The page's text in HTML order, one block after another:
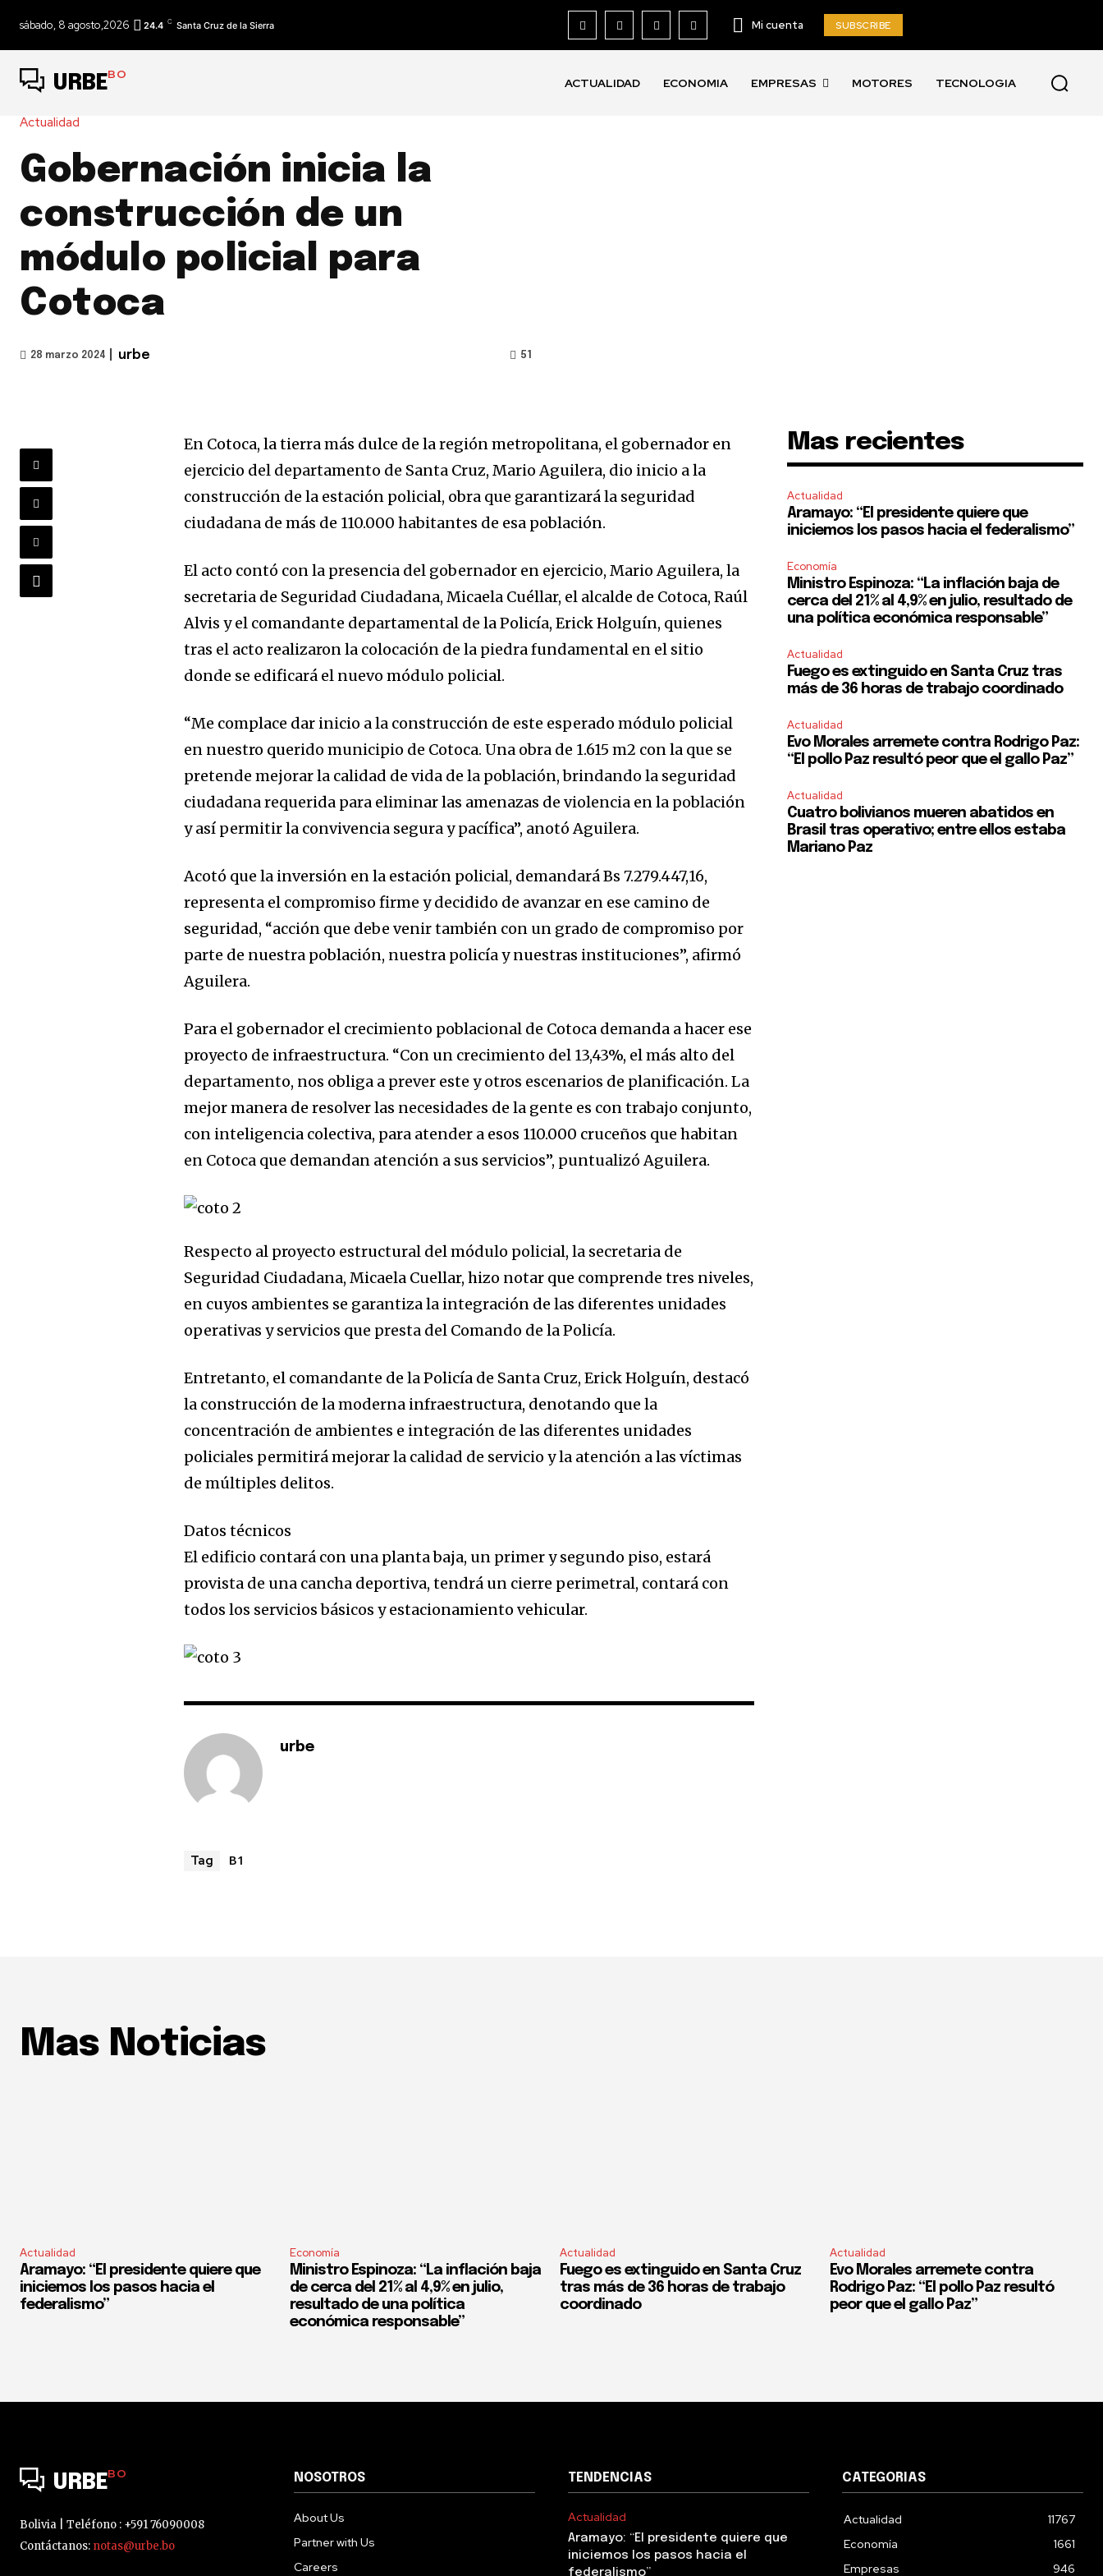
sábado, 8 agosto,2026 24.4 C Santa Cruz de la Sierra Mi cuenta SUBSCRIBE
URBEBO
ACTUALIDAD ECONOMIA EMPRESAS MOTORES TECNOLOGIA
Actualidad
Gobernación inicia la
construcción de un
módulo policial para
Cotoca
28 marzo 2024 urbe 51
En Cotoca, la tierra más dulce de la región metropolitana, el gobernador en
ejercicio del departamento de Santa Cruz, Mario Aguilera, dio inicio a la
construcción de la estación policial, obra que garantizará la seguridad
ciudadana de más de 110.000 habitantes de esa población.
El acto contó con la presencia del gobernador en ejercicio, Mario Aguilera, la
secretaria de Seguridad Ciudadana, Micaela Cuéllar, el alcalde de Cotoca, Raúl
Alvis y el comandante departamental de la Policía, Erick Holguín, quienes
tras el acto realizaron la colocación de la piedra fundamental en el sitio
donde se edificará el nuevo módulo policial.
“Me complace dar inicio a la construcción de este esperado módulo policial
en nuestro querido municipio de Cotoca. Una obra de 1.615 m2 con la que se
pretende mejorar la calidad de vida de la población, brindando la seguridad
ciudadana requerida para eliminar las amenazas de violencia en la población
y así permitir la convivencia segura y pacífica”, anotó Aguilera.
Acotó que la inversión en la estación policial, demandará Bs 7.279.447,16,
representa el compromiso firme y decidido de avanzar en ese camino de
seguridad, “acción que debe venir también con un grado de compromiso por
parte de nuestra población, nuestra policía y nuestras instituciones”, afirmó
Aguilera.
Para el gobernador el crecimiento poblacional de Cotoca demanda a hacer ese
proyecto de infraestructura. “Con un crecimiento del 13,43%, el más alto del
departamento, nos obliga a prever este y otros escenarios de planificación. La
mejor manera de resolver las necesidades de la gente es con trabajo conjunto,
con inteligencia colectiva, para atender a esos 110.000 cruceños que habitan
en Cotoca que demandan atención a sus servicios”, puntualizó Aguilera.
Respecto al proyecto estructural del módulo policial, la secretaria de
Seguridad Ciudadana, Micaela Cuellar, hizo notar que comprende tres niveles,
en cuyos ambientes se garantiza la integración de las diferentes unidades
operativas y servicios que presta del Comando de la Policía.
Entretanto, el comandante de la Policía de Santa Cruz, Erick Holguín, destacó
la construcción de la moderna infraestructura, denotando que la
concentración de ambientes e integración de las diferentes unidades
policiales permitirá mejorar la calidad de servicio y la atención a las víctimas
de múltiples delitos.
Datos técnicos
El edificio contará con una planta baja, un primer y segundo piso, estará
provista de una cancha deportiva, tendrá un cierre perimetral, contará con
todos los servicios básicos y estacionamiento vehicular.
urbe
Tag B1
Mas recientes
Actualidad
Aramayo: “El presidente quiere que
iniciemos los pasos hacia el federalismo”
Economía
Ministro Espinoza: “La inflación baja de
cerca del 21% al 4,9% en julio, resultado de
una política económica responsable”
Actualidad
Fuego es extinguido en Santa Cruz tras
más de 36 horas de trabajo coordinado
Actualidad
Evo Morales arremete contra Rodrigo Paz:
“El pollo Paz resultó peor que el gallo Paz”
Actualidad
Cuatro bolivianos mueren abatidos en
Brasil tras operativo; entre ellos estaba
Mariano Paz
Mas Noticias
Actualidad
Aramayo: “El presidente quiere que
iniciemos los pasos hacia el
federalismo”
Economía
Ministro Espinoza: “La inflación baja
de cerca del 21% al 4,9% en julio,
resultado de una política
económica responsable”
Actualidad
Fuego es extinguido en Santa Cruz
tras más de 36 horas de trabajo
coordinado
Actualidad
Evo Morales arremete contra
Rodrigo Paz: “El pollo Paz resultó
peor que el gallo Paz”
URBEBO
Bolivia | Teléfono : +591 76090008
Contáctanos: notas@urbe.bo
NOSOTROS
About Us
Partner with Us
Careers
TENDENCIAS
Actualidad
Aramayo: “El presidente quiere que
iniciemos los pasos hacia el
federalismo”
CATEGORIAS
Actualidad
11767
Economía
1661
Empresas
946